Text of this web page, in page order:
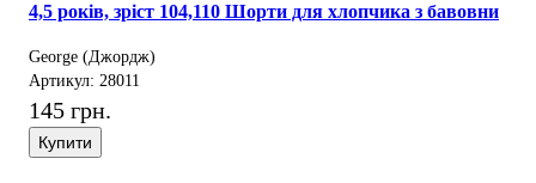
4,5 років, зріст 104,110 Шорти для хлопчика з бавовни
George (Джордж)
Артикул: 28011
145 грн.
Купити